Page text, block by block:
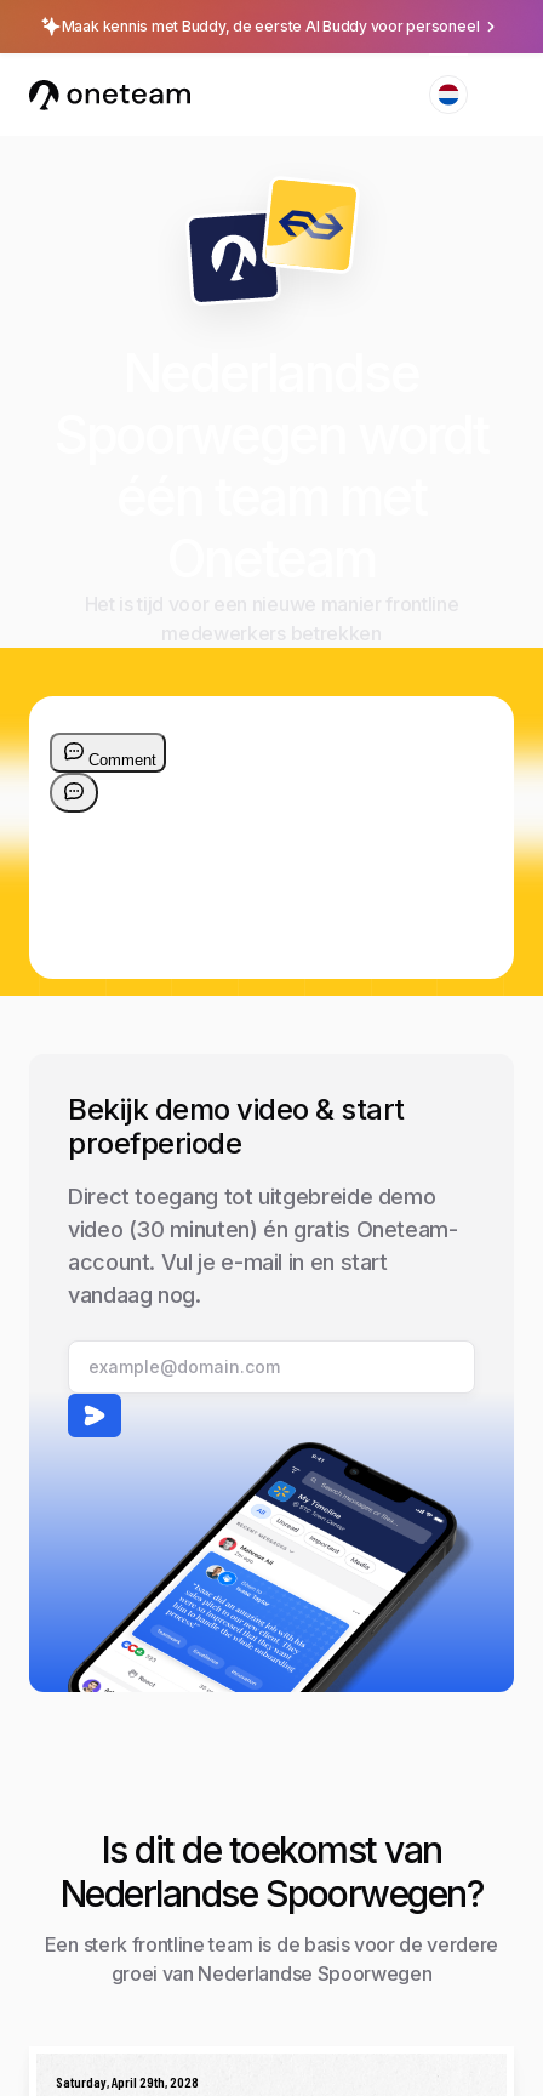
Maak kennis met Buddy, de eerste AI Buddy voor personeel
Bekijk demo video & start
proefperiode
Direct toegang tot uitgebreide demo
video (30 minuten) én gratis Oneteam-
account. Vul je e-mail in en start
vandaag nog.
Saturday, April 29th, 2028
Is dit de toekomst van
Nederlandse Spoorwegen?
Een sterk frontline team is de basis voor de verdere
groei van Nederlandse Spoorwegen